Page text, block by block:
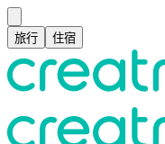
旅行 住宿